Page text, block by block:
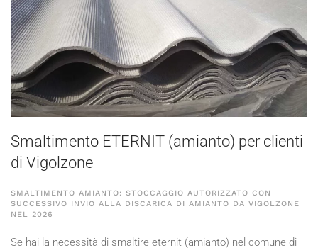
Smaltimento ETERNIT (amianto) per clienti
di Vigolzone
SMALTIMENTO AMIANTO: STOCCAGGIO AUTORIZZATO CON
SUCCESSIVO INVIO ALLA DISCARICA DI AMIANTO DA VIGOLZONE
NEL 2026
Se hai la necessità di smaltire eternit (amianto) nel comune di